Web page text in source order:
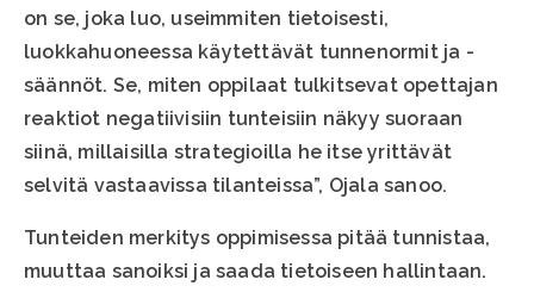
on se, joka luo, useimmiten tietoisesti,
luokkahuoneessa käytettävät tunnenormit ja -
säännöt. Se, miten oppilaat tulkitsevat opettajan
reaktiot negatiivisiin tunteisiin näkyy suoraan
siinä, millaisilla strategioilla he itse yrittävät
selvitä vastaavissa tilanteissa”, Ojala sanoo.
Tunteiden merkitys oppimisessa pitää tunnistaa,
muuttaa sanoiksi ja saada tietoiseen hallintaan.